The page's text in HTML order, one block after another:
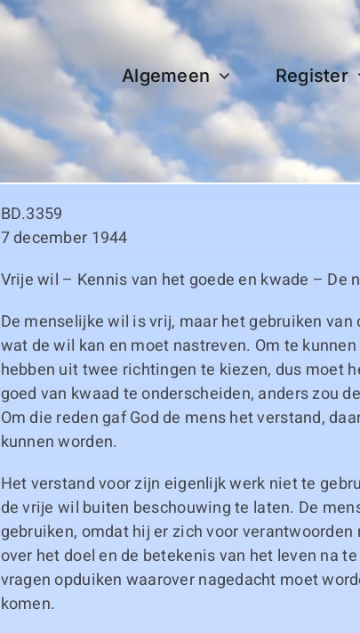
Algemeen Register
BD.3359
7 december 1944
Vrije wil – Kennis van het goede en kwade – De
De menselijke wil is vrij, maar het gebruiken
wat de wil kan en moet nastreven. Om te
hebben uit twee richtingen te kiezen, dus moet
goed van kwaad te onderscheiden, anders zou
Om die reden gaf God de mens het verstand,
kunnen worden.
Het verstand voor zijn eigenlijk werk niet te
de vrije wil buiten beschouwing te laten. De
gebruiken, omdat hij er zich voor
over het doel en de betekenis van het leven na
vragen opduiken waarover nagedacht moet
komen.